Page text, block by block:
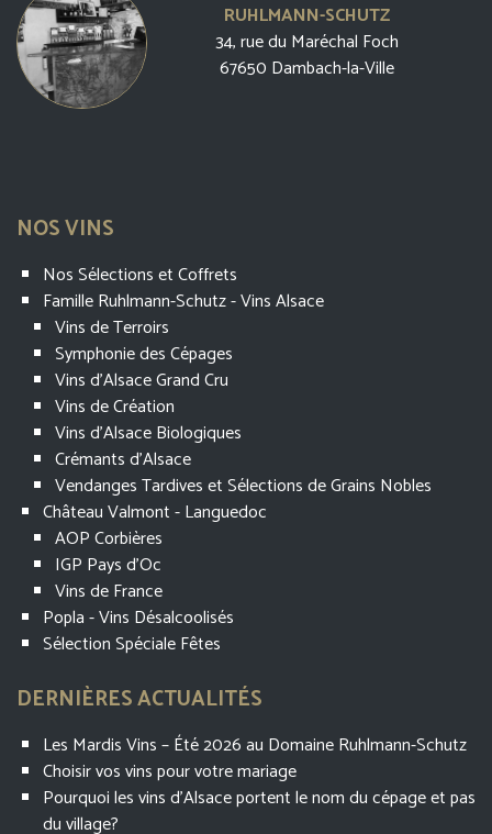
RUHLMANN-SCHUTZ
34, rue du Maréchal Foch
67650 Dambach-la-Ville
NOS VINS
Nos Sélections et Coffrets
Famille Ruhlmann-Schutz - Vins Alsace
Vins de Terroirs
Symphonie des Cépages
Vins d'Alsace Grand Cru
Vins de Création
Vins d'Alsace Biologiques
Crémants d'Alsace
Vendanges Tardives et Sélections de Grains Nobles
Château Valmont - Languedoc
AOP Corbières
IGP Pays d'Oc
Vins de France
Popla - Vins Désalcoolisés
Sélection Spéciale Fêtes
DERNIÈRES ACTUALITÉS
Les Mardis Vins – Été 2026 au Domaine Ruhlmann-Schutz
Choisir vos vins pour votre mariage
Pourquoi les vins d’Alsace portent le nom du cépage et pas
du village?